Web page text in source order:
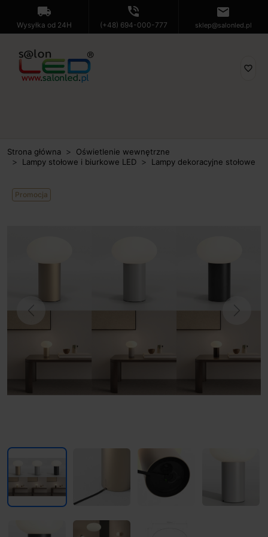
local_shipping
Wysyłka od 24H
phone_in_talk
(+48) 694-000-777
mail
sklep@salonled.pl
favorite_border
Strona główna
Oświetlenie wewnętrzne
Lampy stołowe i biurkowe LED
Lampy dekoracyjne stołowe
Promocja
Previous